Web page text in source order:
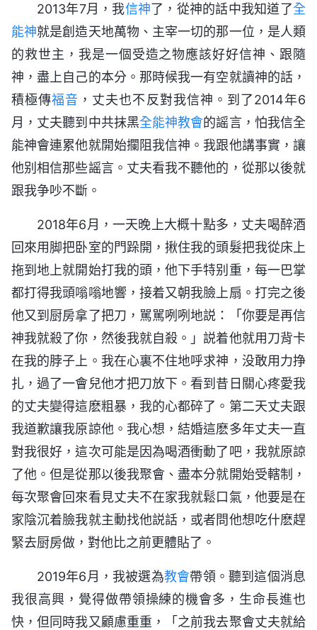
2013年7月，我信神了，從神的話中我知道了全
能神就是創造天地萬物、主宰一切的那一位，是人類
的救世主，我是一個受造之物應該好好信神、跟隨
神，盡上自己的本分。那時候我一有空就讀神的話，
積極傳福音 ，丈夫也不反對我信神。到了2014年6
月，丈夫聽到中共抹黑全能神教會的謡言，怕我信全
能神會連累他就開始攔阻我信神。我跟他講事實，讓
他别相信那些謡言。丈夫看我不聽他的，從那以後就
跟我争吵不斷。
2018年6月，一天晚上大概十點多，丈夫喝醉酒
回來用脚把卧室的門跺開，揪住我的頭髮把我從床上
拖到地上就開始打我的頭，他下手特别重，每一巴掌
都打得我頭嗡嗡地響，接着又朝我臉上扇。打完之後
他又到厨房拿了把刀，駡駡咧咧地説：「你要是再信
神我就殺了你，然後我就自殺。」説着他就用刀背卡
在我的脖子上。我在心裏不住地呼求神，没敢用力挣
扎，過了一會兒他才把刀放下。看到昔日關心疼愛我
的丈夫變得這麽粗暴，我的心都碎了。第二天丈夫跟
我道歉讓我原諒他。我心想，結婚這麽多年丈夫一直
對我很好，這次可能是因為喝酒衝動了吧，我就原諒
了他。但是從那以後我聚會、盡本分就開始受轄制，
每次聚會回來看見丈夫不在家我就鬆口氣，他要是在
家陰沉着臉我就主動找他説話，或者問他想吃什麽趕
緊去厨房做，對他比之前更體貼了。
2019年6月，我被選為教會帶領。聽到這個消息
我很高興，覺得做帶領操練的機會多，生命長進也
快，但同時我又顧慮重重，「之前我去聚會丈夫就給